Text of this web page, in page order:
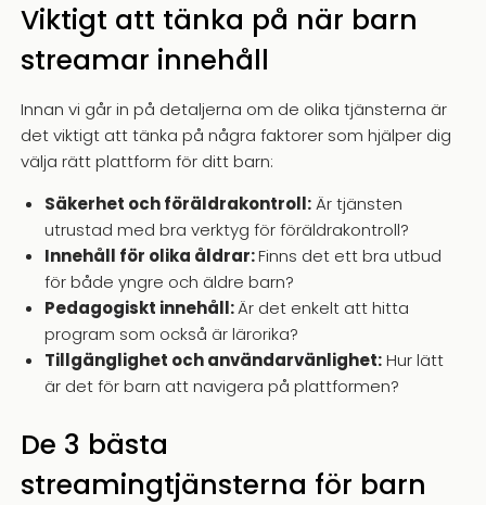
Viktigt att tänka på när barn
streamar innehåll
Innan vi går in på detaljerna om de olika tjänsterna är
det viktigt att tänka på några faktorer som hjälper dig
välja rätt plattform för ditt barn:
Säkerhet och föräldrakontroll:Är tjänsten
utrustad med bra verktyg för föräldrakontroll?
Innehåll för olika åldrar:Finns det ett bra utbud
för både yngre och äldre barn?
Pedagogiskt innehåll:Är det enkelt att hitta
program som också är lärorika?
Tillgänglighet och användarvänlighet:Hur lätt
är det för barn att navigera på plattformen?
De 3 bästa
streamingtjänsterna för barn